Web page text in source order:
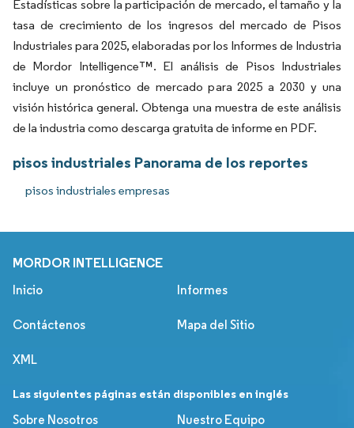
Estadísticas sobre la participación de mercado, el tamaño y la
tasa de crecimiento de los ingresos del mercado de Pisos
Industriales para 2025, elaboradas por los Informes de Industria
de Mordor Intelligence™. El análisis de Pisos Industriales
incluye un pronóstico de mercado para 2025 a 2030 y una
visión histórica general. Obtenga una muestra de este análisis
de la industria como descarga gratuita de informe en PDF.
pisos industriales Panorama de los reportes
pisos industriales empresas
MORDOR INTELLIGENCE
Inicio Informes
Contáctenos Mapa del Sitio
XML
Las siguientes páginas están disponibles en inglés
Sobre Nosotros
Nuestro Equipo